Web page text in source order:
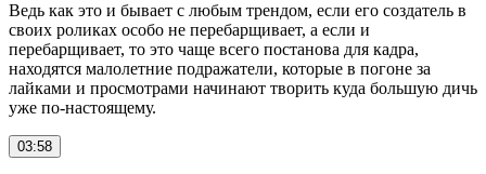
Ведь как это и бывает с любым трендом, если его создатель в
своих роликах особо не перебарщивает, а если и
перебарщивает, то это чаще всего постанова для кадра,
находятся малолетние подражатели, которые в погоне за
лайками и просмотрами начинают творить куда большую дичь
уже по-настоящему.
03:58